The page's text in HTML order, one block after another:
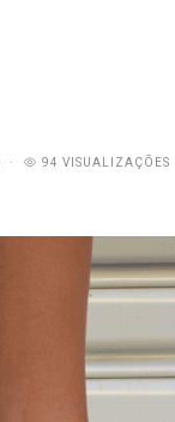
94 VISUALIZAÇÕES